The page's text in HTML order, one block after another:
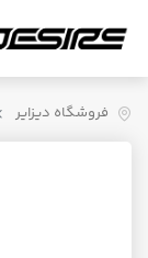
فروشگاه دیزایر